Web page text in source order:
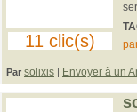
11 clic(s)
Par solixis | Envoyer à un